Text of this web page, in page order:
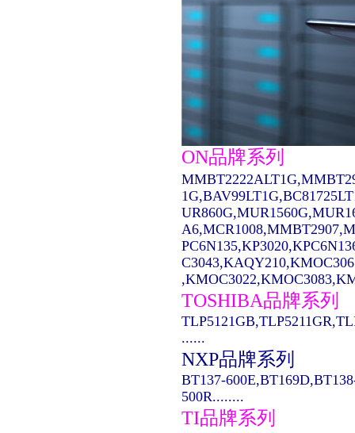
ON品牌系列
TOSHIBA品牌系列
......
NXP品牌系列
BT137-
500R........
TI品牌系列